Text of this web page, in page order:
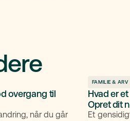
overgang til
når du går
FAMILIE & ARV
Hvad er
Opret dit
Et